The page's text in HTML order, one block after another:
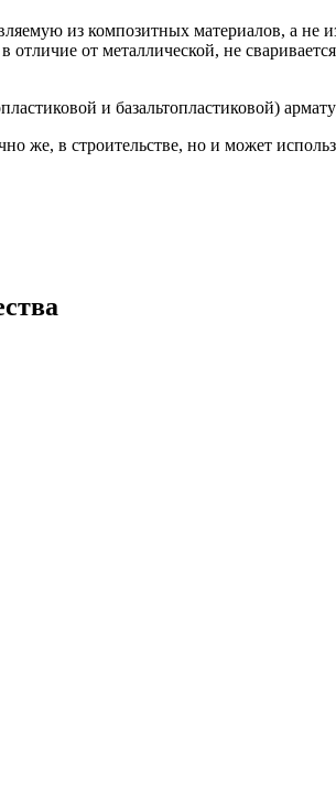
из композитных материалов, а
от металлической, не
и базальтопластиковой)
же, в строительстве, но и может